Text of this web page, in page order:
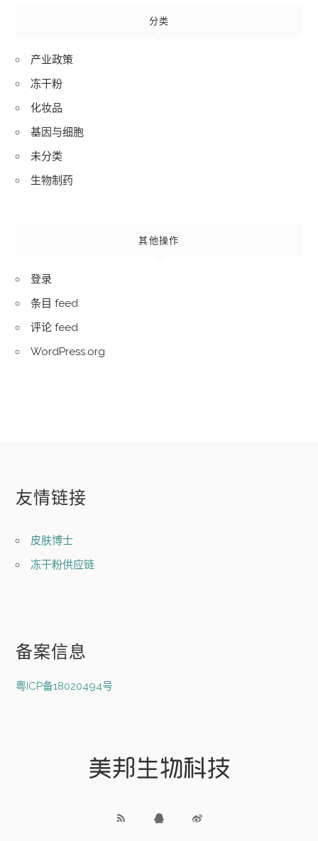
分类
产业政策
冻干粉
化妆品
基因与细胞
未分类
生物制药
其他操作
登录
条目 feed
评论 feed
WordPress.org
友情链接
皮肤博士
冻干粉供应链
备案信息
粤ICP备18020494号